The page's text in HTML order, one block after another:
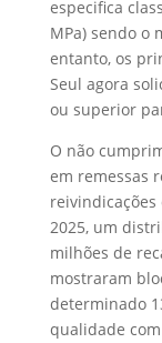
especifica
MPa) sendo o
entanto, os
Seul agora
ou superior
O não
em remessas
2025, um
milhões de
mostraram
determinado
qualidade